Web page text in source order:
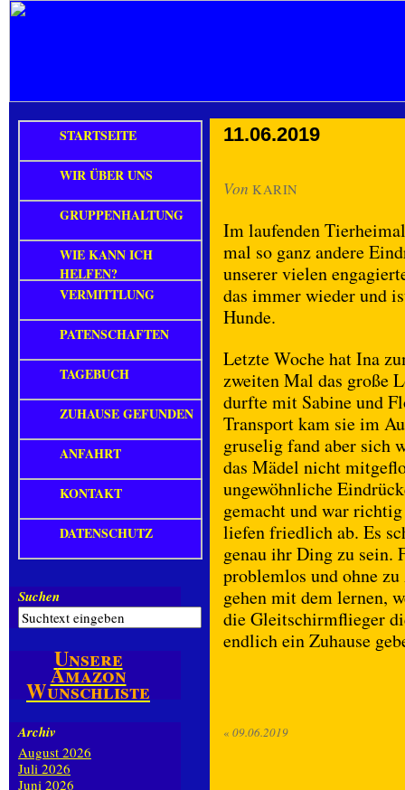
11.06.2019
Von KARIN
Im laufenden
mal so ganz andere
unserer vielen
das immer wieder und
Hunde.
Letzte Woche hat Ina
zweiten Mal das große
durfte mit Sabine und
Transport kam sie im
gruselig fand aber sich
das Mädel nicht
ungewöhnliche
gemacht und war
liefen friedlich ab. Es
genau ihr Ding zu sein.
problemlos und ohne
gehen mit dem lernen,
die Gleitschirmflieger
endlich ein Zuhause
« 09.06.2019
STARTSEITE
WIR ÜBER UNS
GRUPPENHALTUNG
WIE KANN ICH
HELFEN?
VERMITTLUNG
PATENSCHAFTEN
TAGEBUCH
ZUHAUSE GEFUNDEN
ANFAHRT
KONTAKT
DATENSCHUTZ
Suchen
Unsere
Amazon
Wunschliste
Archiv
August 2026
Juli 2026
Juni 2026